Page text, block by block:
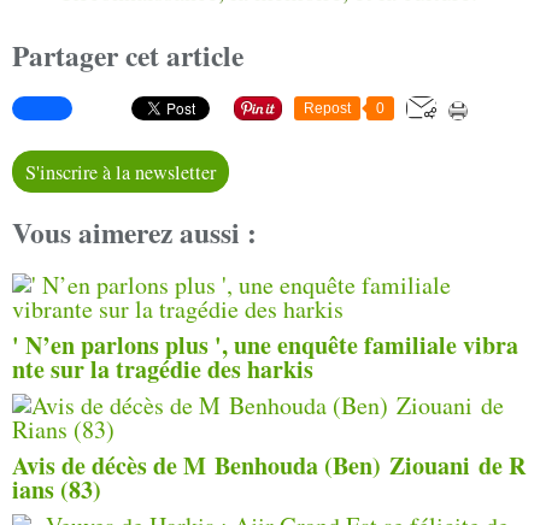
Partager cet article
Repost 0
S'inscrire à la newsletter
Vous aimerez aussi :
' N’en parlons plus ', une enquête familiale vibra
nte sur la tragédie des harkis
Avis de décès de M Benhouda (Ben) Ziouani de R
ians (83)